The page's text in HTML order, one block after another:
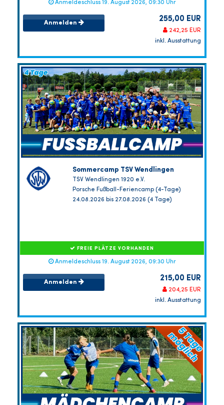
Anmeldeschluss 19. August 2026, 09:30 Uhr
Anmelden 255,00 EUR
242,25 EUR
inkl. Ausstattung
Sommercamp TSV Wendlingen
TSV Wendlingen 1920 e.V.
Porsche Fußball-Feriencamp (4-Tage)
24.08.2026 bis 27.08.2026 (4 Tage)
FREIE PLÄTZE VORHANDEN
Anmeldeschluss 19. August 2026, 09:30 Uhr
Anmelden 215,00 EUR
204,25 EUR
inkl. Ausstattung